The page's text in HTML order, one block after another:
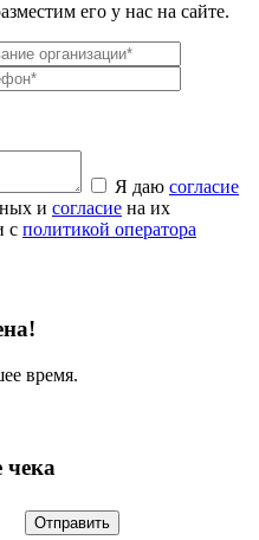
его у нас на сайте.
Я даю согласие
и согласие на их
с политикой оператора
время.
чека
Отправить